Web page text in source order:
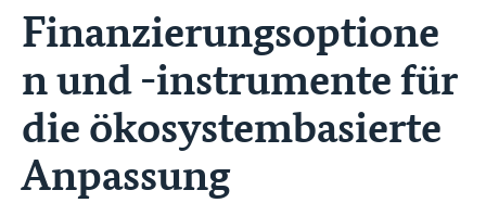
Finanzierungsoptione
n und -instrumente für
die ökosystembasierte
Anpassung